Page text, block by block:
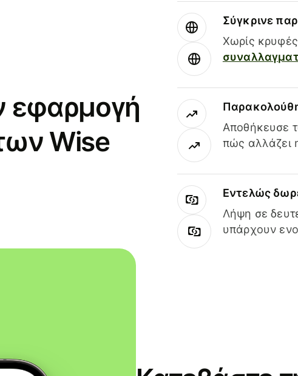
εφαρμογή
Wise
Σύγκρινε
Χωρίς
Αποθήκευσε
πώς αλλάζει
Εντελώς
Λήψη σε
υπάρχουν